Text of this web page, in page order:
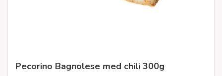
Pecorino Bagnolese med chili 300g